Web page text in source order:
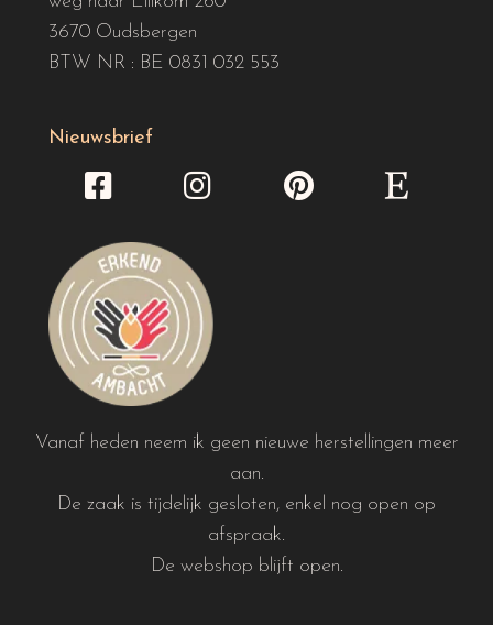
3670 Oudsbergen
BTW NR : BE 0831 032 553
Nieuwsbrief
Vanaf heden neem ik geen nieuwe herstellingen meer
aan.
De zaak is tijdelijk gesloten, enkel nog open op
afspraak.
De webshop blijft open.